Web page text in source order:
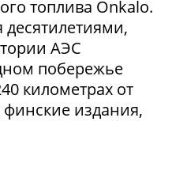
топлива Onkalo.
АЭС
побережье
километрах от
издания,